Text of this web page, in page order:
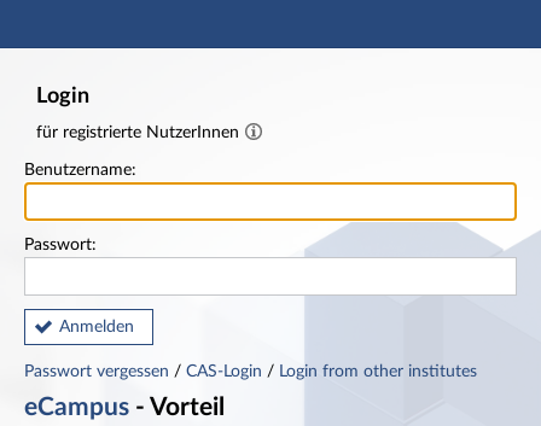
Hauptnavigation
Login
für registrierte NutzerInnen
Benutzername:
Passwort:
Anmelden
Passwort vergessen / CAS-Login / Login from other institutes
eCampus - Vorteil